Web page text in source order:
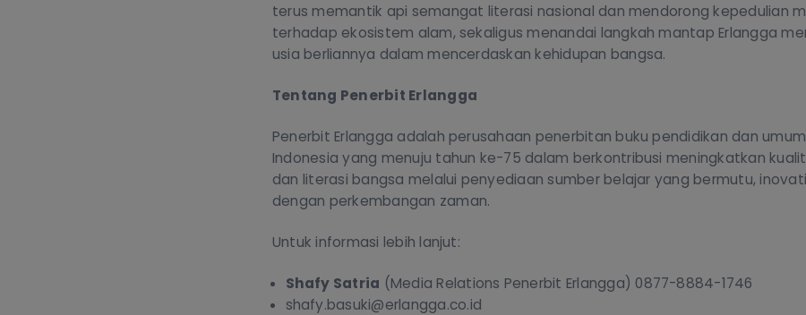
terus memantik api semangat literasi nasional dan mendorong kepedulian
terhadap ekosistem alam, sekaligus menandai langkah mantap Erlangga
usia berliannya dalam mencerdaskan kehidupan bangsa.
Tentang Penerbit Erlangga
Penerbit Erlangga adalah perusahaan penerbitan buku pendidikan dan
Indonesia yang menuju tahun ke-75 dalam berkontribusi meningkatkan
dan literasi bangsa melalui penyediaan sumber belajar yang bermutu,
dengan perkembangan zaman.
Untuk informasi lebih lanjut:
Shafy Satria (Media Relations Penerbit Erlangga) 0877-8884-1746
shafy.basuki@erlangga.co.id